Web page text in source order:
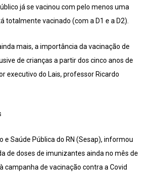
já se vacinou com pelo menos uma
totalmente vacinado (com a D1 e a D2).
mais, a importância da vacinação de
de crianças a partir dos cinco anos de
executivo do Lais, professor Ricardo
e Saúde Pública do RN (Sesap), informou
de doses de imunizantes ainda no mês de
campanha de vacinação contra a Covid